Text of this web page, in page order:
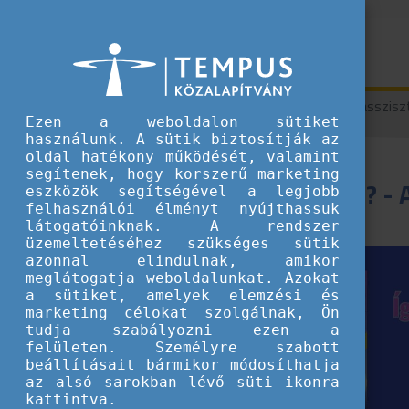
MI az az AI? - A digitális
2026.01.27.
Szervezeteknek
ajánljuk
Híreink
MI az az AI?
Ezen a weboldalon sütiket
használunk. A sütik biztosítják az
oldal hatékony működését, valamint
segítenek, hogy korszerű marketing
eszközök segítségével a legjobb
felhasználói élményt nyújthassuk
látogatóinknak. A rendszer
üzemeltetéséhez szükséges sütik
azonnal elindulnak, amikor
meglátogatja weboldalunkat. Azokat
a sütiket, amelyek elemzési és
marketing célokat szolgálnak, Ön
tudja szabályozni ezen a
felületen. Személyre szabott
beállításait bármikor módosíthatja
az alsó sarokban lévő süti ikonra
kattintva.